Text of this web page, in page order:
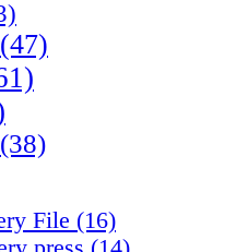
(47)
(38)
File (16)